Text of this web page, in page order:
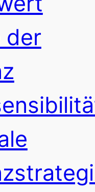
der